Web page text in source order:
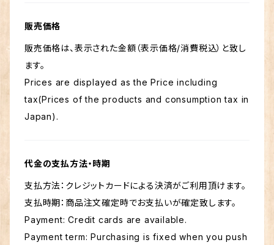
販売価格
販売価格は、表示された金額（表示価格/消費税込）と致し
ます。
Prices are displayed as the Price including
tax(Prices of the products and consumption tax in
Japan).
代金の支払方法・時期
支払方法：クレジットカードによる決済がご利用頂けます。
支払時期：商品注文確定時でお支払いが確定致します。
Payment: Credit cards are available.
Payment term: Purchasing is fixed when you push